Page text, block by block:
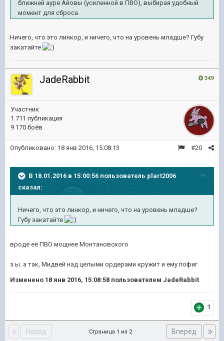
ближней ауре Айовы (усиленной в ПВО), выбирая удобный
момент для сброса.
Ничего, что это линкор, и ничего, что на уровень младше? Губу
закатайте
349
JadeRabbit
Участник
1 711 публикация
9 170 боёв
#20
Опубликовано: 18 янв 2016, 15:08:13
В 18.01.2016 в 15:00:56 пользователь plart2006
сказал:
Ничего, что это линкор, и ничего, что на уровень младше?
Губу закатайте
вроде её ПВО мощнее Монтановского
з.ы. а так, Мидвей над целыми ордерами кружит и ему пофиг
Изменено 18 янв 2016, 15:08:58 пользователем JadeRabbit
1
Назад Вперёд
Страница 1 из 2